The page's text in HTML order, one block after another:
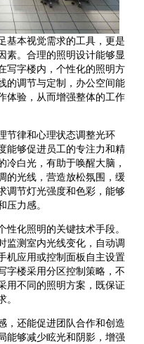
基本视觉需求的工具，更是
素。合理的照明设计能够显
写字楼内，个性化的照明方
的调节与定制，办公空间能
体验，从而增强整体的工作
节律和心理状态调整光环
能够促进员工的专注力和精
冷白光，有助于唤醒大脑，
的光线，营造放松氛围，缓
调节灯光强度和色彩，能够
力感。
化照明的关键技术手段。
监测室内光线变化，自动调
机应用或控制面板自主设置
字楼采用分区控制策略，不
用不同的照明方案，既保证
，还能促进团队合作和创造
能够减少眩光和阴影，增强